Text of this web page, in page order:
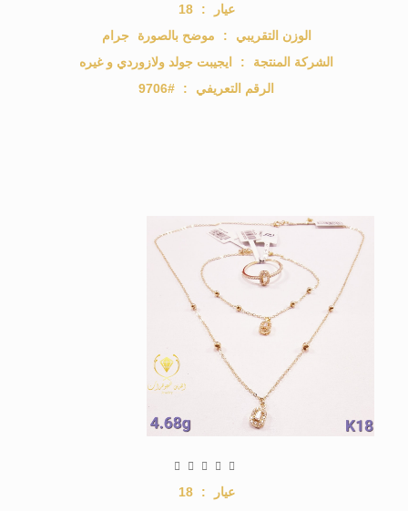
عيار :
18
الوزن التقريبي
: موضح بالصورة
جرام
الشركة المنتجة
:
ايجيبت جولد ولازوردي و غيره
الرقم التعريفي
:
#9706
عيار :
18